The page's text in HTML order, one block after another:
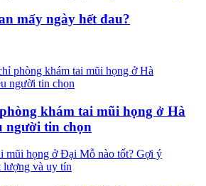
mấy ngày hết đau?
khám tai mũi họng ở Hà
người tin chọn